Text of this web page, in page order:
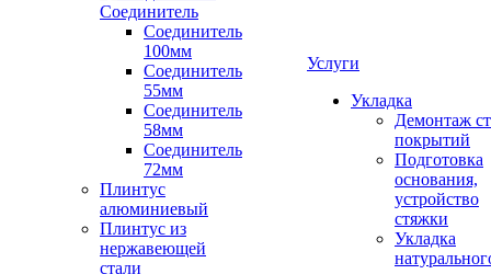
Соединитель
Соединитель
100мм
Соединитель
55мм
Соединитель
58мм
Соединитель
72мм
Плинтус
алюминиевый
Плинтус из
нержавеющей
стали
Услуги
Укладка
Демонтаж
покрытий
Подготовка
основания,
устройство
стяжки
Укладка